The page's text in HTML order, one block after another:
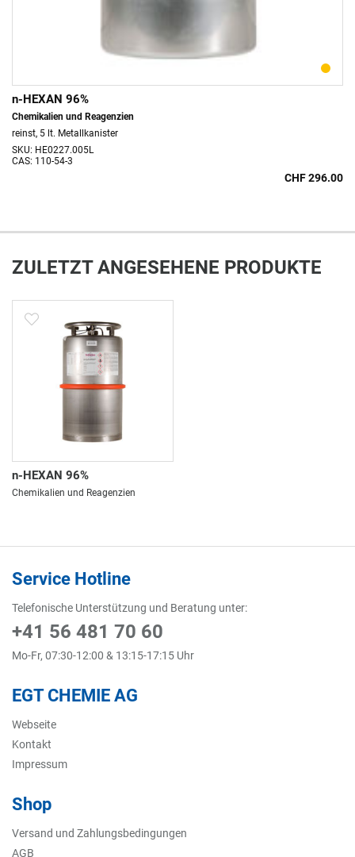
n-HEXAN 96%
Chemikalien und Reagenzien
reinst, 5 lt. Metallkanister
SKU: HE0227.005L
CAS: 110-54-3
CHF 296.00
ZULETZT ANGESEHENE PRODUKTE
n-HEXAN 96%
Chemikalien und Reagenzien
Service Hotline
Telefonische Unterstützung und Beratung unter:
+41 56 481 70 60
Mo-Fr, 07:30-12:00 & 13:15-17:15 Uhr
EGT CHEMIE AG
Webseite
Kontakt
Impressum
Shop
Versand und Zahlungsbedingungen
AGB